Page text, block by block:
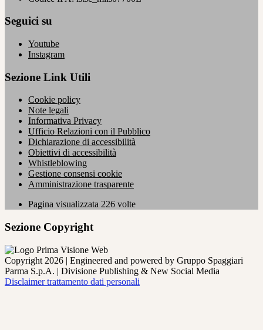
Seguici su
Youtube
Instagram
Sezione Link Utili
Cookie policy
Note legali
Informativa Privacy
Ufficio Relazioni con il Pubblico
Dichiarazione di accessibilità
Obiettivi di accessibilità
Whistleblowing
Gestione consensi cookie
Amministrazione trasparente
Pagina visualizzata 226 volte
Sezione Copyright
Copyright 2026 | Engineered and powered by Gruppo Spaggiari
Parma S.p.A. | Divisione Publishing & New Social Media
Disclaimer trattamento dati personali